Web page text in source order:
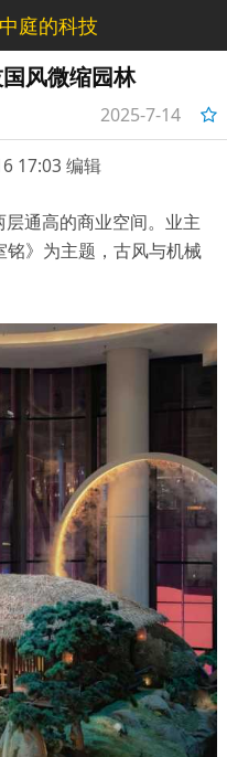
庭的科技
- 设计类
风微缩园林
2025-7-14
17:24:24
17:03 编辑
层通高的商业空间。业主
铭》为主题，古风与机械